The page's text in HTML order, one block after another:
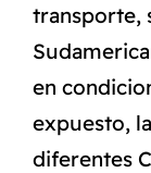
transporte,
en
expuesto,
diferentes